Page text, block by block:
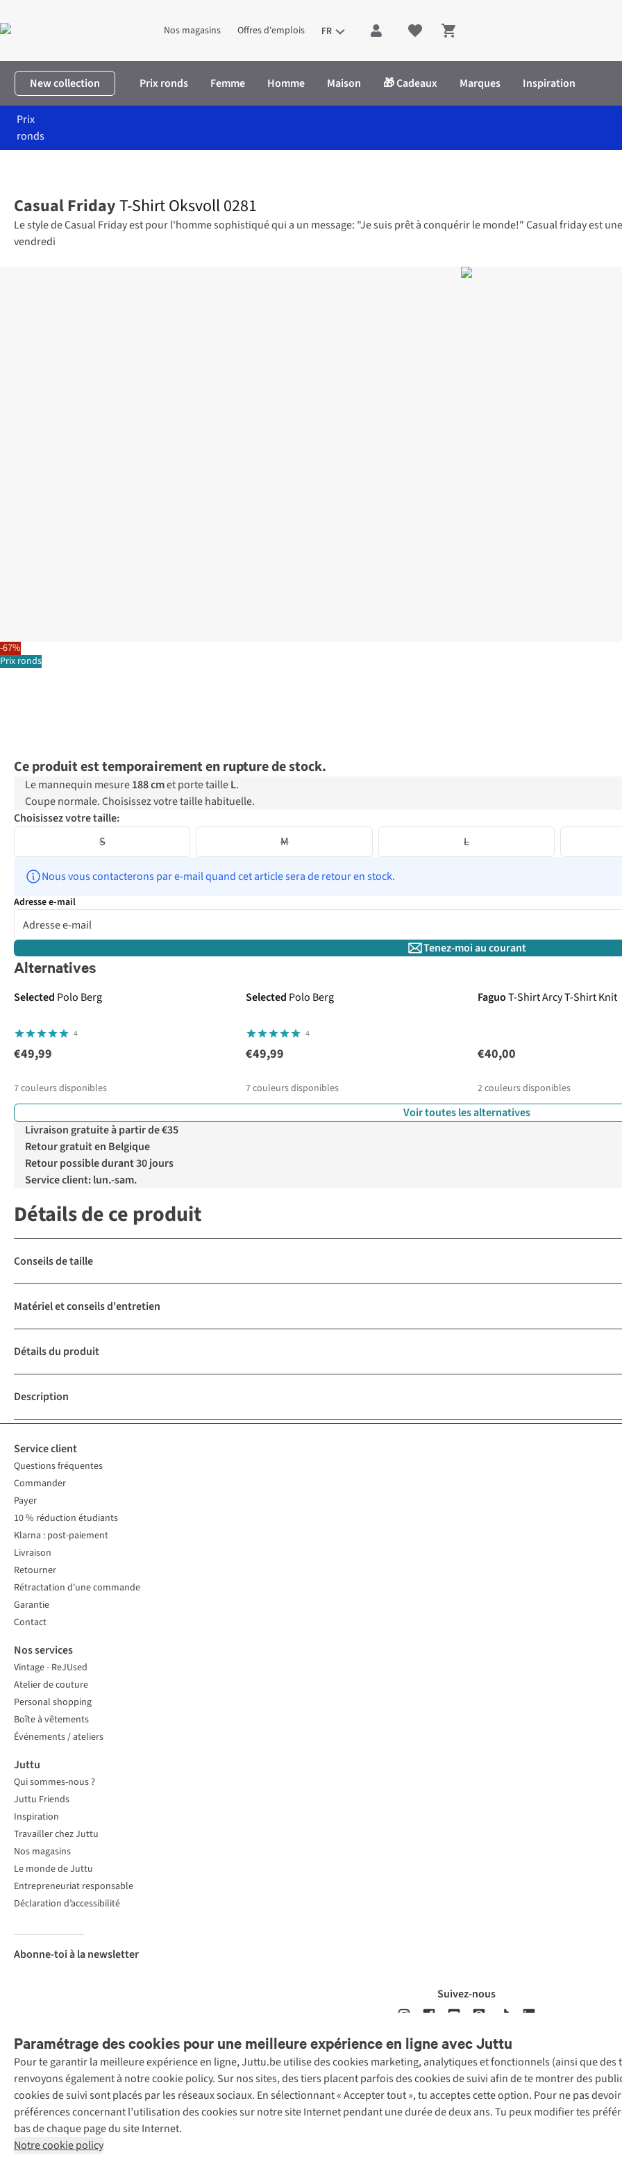
Nos magasins Offres d'emplois FR Shopping cart
New collection Prix ronds Femme Homme Maison 🎁 Cadeaux Marques Inspiration
Prix
ronds
-67%
Prix ronds
Casual FridayT-Shirt Oksvoll 0281
Le style de Casual Friday est pour l'homme sophistiqué qui a un message: "Je suis prêt à conquérir le monde!" Casual friday est
vendredi
Ce produit est temporairement en rupture de stock.
Le mannequin mesure188 cmet porte tailleL.
Coupe normale. Choisissez votre taille habituelle.
Choisissez votre taille:
S
M L
Nous vous contacterons par e-mail quand cet article sera de retour en stock.
Adresse e-mail
Tenez-moi au courant
Alternatives
Selected Polo Berg
4
€49,99
7couleurs disponibles
Selected Polo Berg
4
€49,99
7couleurs disponibles
FaguoT-Shirt Arcy T-Shirt Knit
€40,00
2couleurs disponibles
Voir toutes les alternatives
Livraison gratuite à partir de €35
Retour gratuit en Belgique
Retour possible durant 30 jours
Service client: lun.-sam.
Détails de ce produit
Conseils de taille
Matériel et conseils d'entretien
Détails du produit
Description
Paramétrage des cookies pour une meilleure expérience en ligne avec Juttu
Pour te garantir la meilleure expérience en ligne, Juttu.be utilise des cookies marketing, analytiques et fonctionnels (ainsi que
renvoyons également à notre cookie policy. Sur nos sites, des tiers placent parfois des cookies de suivi afin de te montrer des
cookies de suivi sont placés par les réseaux sociaux. En sélectionnant « Accepter tout », tu acceptes cette option. Pour ne pas
préférences concernant l’utilisation des cookies sur notre site Internet pendant une durée de deux ans. Tu peux modifier tes
bas de chaque page du site Internet.
Notre cookie policy
Service client
Questions fréquentes
Commander
Payer
10 % réduction étudiants
Klarna : post-paiement
Livraison
Retourner
Rétractation d'une commande
Garantie
Contact
Nos services
Vintage - ReJUsed
Atelier de couture
Personal shopping
Boîte à vêtements
Événements / ateliers
Juttu
Qui sommes-nous ?
Juttu Friends
Inspiration
Travailler chez Juttu
Nos magasins
Le monde de Juttu
Entrepreneuriat responsable
Déclaration d’accessibilité
Abonne-toi à la newsletter
Suivez-nous
Mentions légales Politique de confidentialté Conditions générales Cookie
Retail Concepts
N.V.,
Smallandlaan
9, 2660